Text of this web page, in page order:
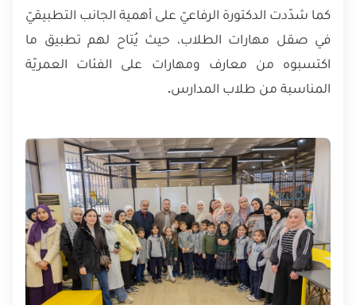
كما شدّدت الدكتورة الرفاعيّ على أهمية الجانب التطبيقيّ
في صقل مهارات الطلاب، حيث يُتاح لهم تطبيق ما
اكتسبوه من معارف ومهارات على الفئات العمريّة
المناسبة من طلاب المدارس.